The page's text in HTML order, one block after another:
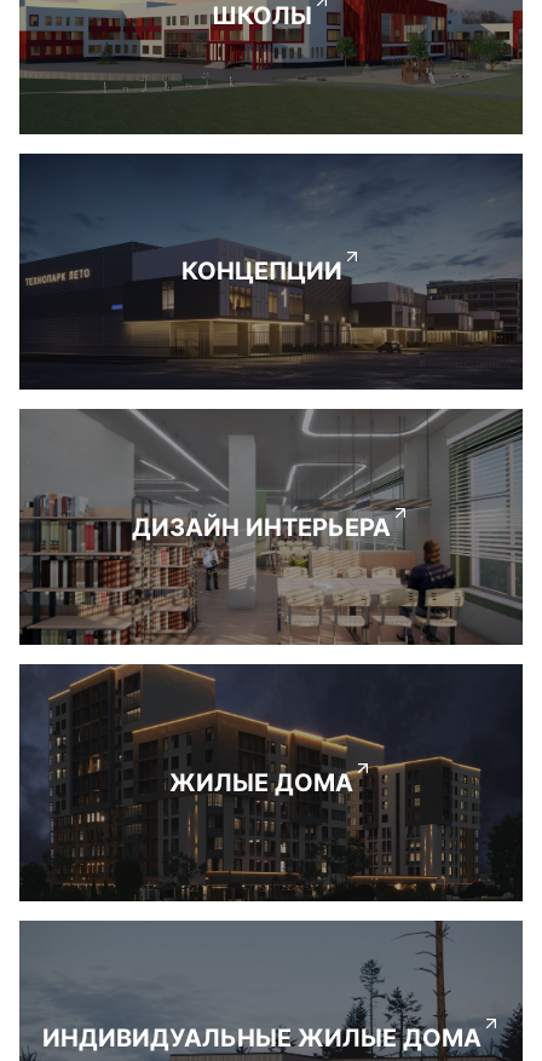
ШКОЛЫ
КОНЦЕПЦИИ
ДИЗАЙН ИНТЕРЬЕРА
ЖИЛЫЕ ДОМА
ИНДИВИДУАЛЬНЫЕ ЖИЛЫЕ ДОМА